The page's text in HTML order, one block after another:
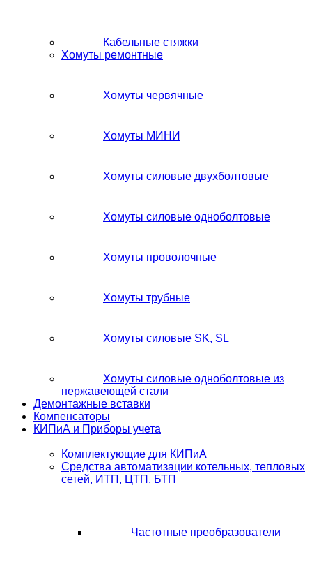
Кабельные стяжки
Хомуты ремонтные
Хомуты червячные
Хомуты МИНИ
Хомуты силовые двухболтовые
Хомуты силовые одноболтовые
Хомуты проволочные
Хомуты трубные
Хомуты силовые SK, SL
Хомуты силовые одноболтовые из
нержавеющей стали
Демонтажные вставки
Компенсаторы
КИПиА и Приборы учета
Комплектующие для КИПиА
Средства автоматизации котельных, тепловых
сетей, ИТП, ЦТП, БТП
Частотные преобразователи